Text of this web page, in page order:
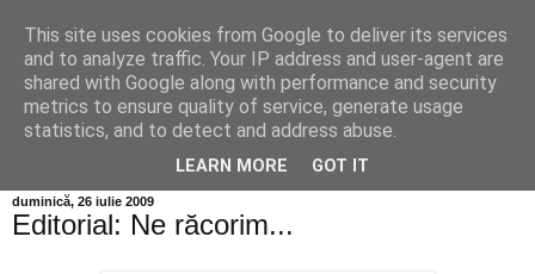
Info MILEANCA
BINE AȚI VENIT! *Jurnal online de informație și opinie;
Vineri 07 August, 2026
duminică, 26 iulie 2009
Editorial: Ne răcorim...
This site uses cookies from Google to deliver its services
and to analyze traffic. Your IP address and user-agent are
shared with Google along with performance and security
metrics to ensure quality of service, generate usage
statistics, and to detect and address abuse.
LEARN MORE GOT IT